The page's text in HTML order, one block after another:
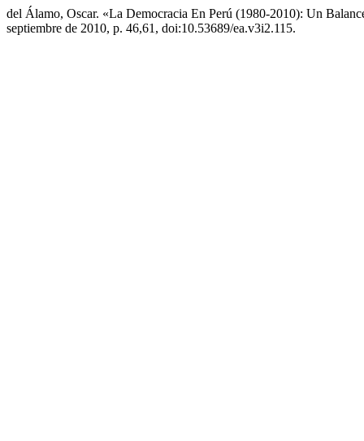
del Álamo, Oscar. «La Democracia En Perú (1980-2010): Un
septiembre de 2010, p. 46,61, doi:10.53689/ea.v3i2.115.